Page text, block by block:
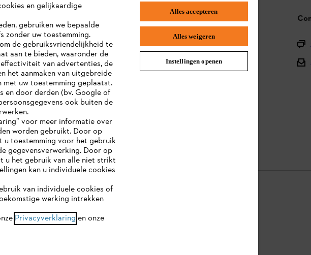
STIHL FAQ
Productregistratie
Onderdelen en assortiment
Impressum Cookie-informatie
en gelijkaardige
gebruiken we bepaalde
zonder uw toestemming.
de gebruiksvriendelijkheid te
aan te bieden, waaronder de
van advertenties, de
het aanmaken van uitgebreide
uw toestemming geplaatst.
en door derden (bv. Google of
ook buiten de
voor meer informatie over
worden gebruikt. Door op
u toestemming voor het gebruik
gegevensverwerking. Door op
u het gebruik van alle niet strikt
kan u individuele cookies
van individuele cookies of
werking intrekken
Privacyverklaring en onze
Alles accepteren
Alles weigeren
Instellingen openen